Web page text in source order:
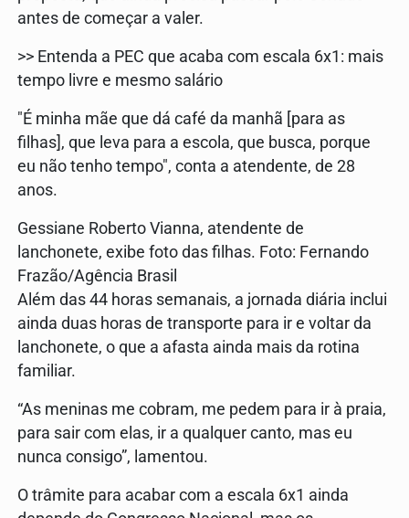
antes de começar a valer.
>> Entenda a PEC que acaba com escala 6x1: mais
tempo livre e mesmo salário
"É minha mãe que dá café da manhã [para as
filhas], que leva para a escola, que busca, porque
eu não tenho tempo", conta a atendente, de 28
anos.
Gessiane Roberto Vianna, atendente de
lanchonete, exibe foto das filhas. Foto: Fernando
Frazão/Agência Brasil
Além das 44 horas semanais, a jornada diária inclui
ainda duas horas de transporte para ir e voltar da
lanchonete, o que a afasta ainda mais da rotina
familiar.
“As meninas me cobram, me pedem para ir à praia,
para sair com elas, ir a qualquer canto, mas eu
nunca consigo”, lamentou.
O trâmite para acabar com a escala 6x1 ainda